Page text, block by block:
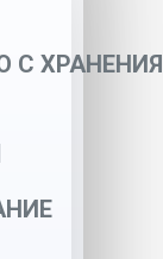
С ХРАНЕНИЯ